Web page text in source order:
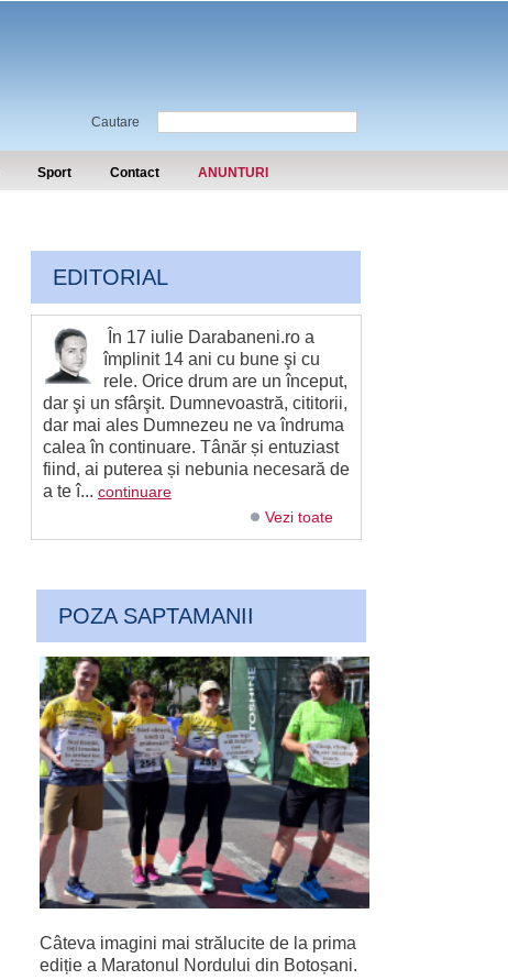
Cautare
Sport Contact ANUNTURI
EDITORIAL
În 17 iulie Darabaneni.ro a
împlinit 14 ani cu bune şi cu
rele. Orice drum are un început,
dar şi un sfârşit. Dumnevoastră, cititorii,
dar mai ales Dumnezeu ne va îndruma
calea în continuare. Tânăr și entuziast
fiind, ai puterea și nebunia necesară de
a te î... continuare
Vezi toate
POZA SAPTAMANII
Câteva imagini mai strălucite de la prima
ediție a Maratonul Nordului din Botoșani.